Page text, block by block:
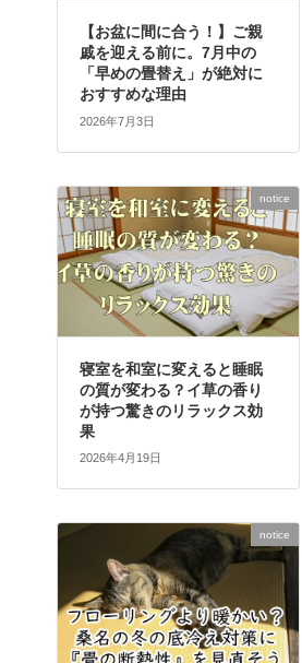
【お盆に間に合う！】ご親
戚を迎える前に。7月中の
「早めの畳替え」が絶対に
おすすめな理由
2026年7月3日
notice
寝室を和室に変えると睡眠
の質が変わる？イ草の香り
が持つ驚きのリラックス効
果
2026年4月19日
notice